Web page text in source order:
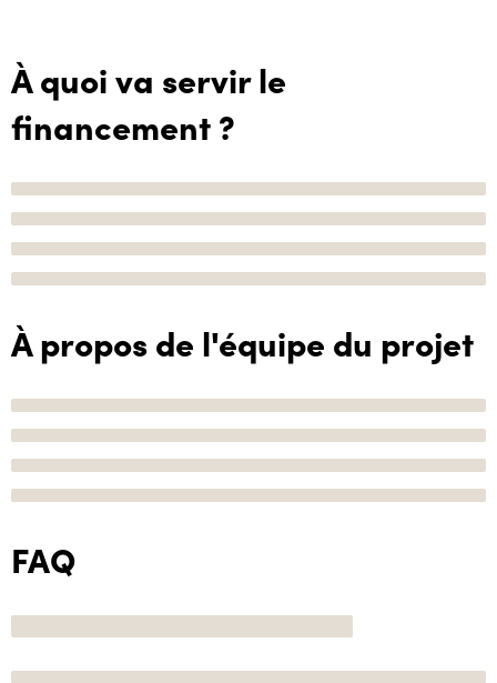
À quoi va servir le
financement ?
À propos de l'équipe du projet
FAQ